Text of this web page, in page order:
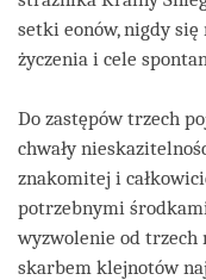
setki eonów, nigdy
życzenia i cele
Do zastępów trzech
chwały
znakomitej i
potrzebnymi
wyzwolenie od trzech
skarbem klejnotów